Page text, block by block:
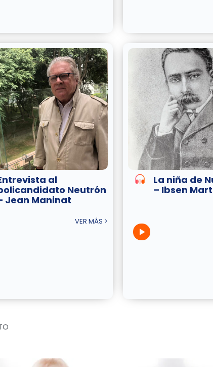
al
Neutrón
Jean Maninat
VER MÁS >
La niña de
– Ibsen